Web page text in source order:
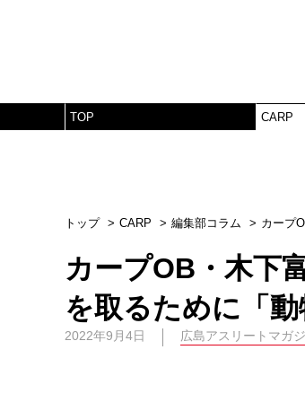
TOP CARP
トップ CARP 編集部コラム カープ
カープOB・木下
を取るために「動
2022年9月4日 広島アスリートマガ